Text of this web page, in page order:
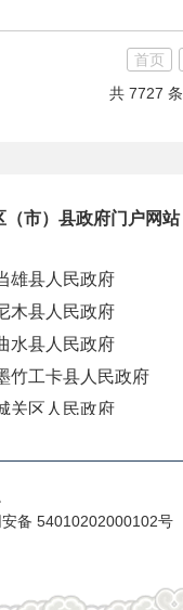
首页
共 7727 条
（市）县政府门户网站
雄县人民政府
木县人民政府
水县人民政府
竹工卡县人民政府
关区人民政府
龙德庆区人民政府
备 54010202000102号